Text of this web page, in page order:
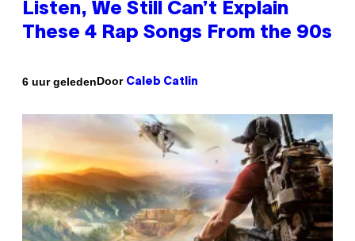
Listen, We Still Can’t Explain
These 4 Rap Songs From the 90s
6 uur geledenDoor Caleb Catlin